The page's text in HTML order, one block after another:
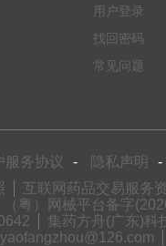
用户登录
找回密码
常见问题
服务协议 - 隐私声明
-
互联网药品交易服务
粤）网械平台备字
集药方舟(广东)科